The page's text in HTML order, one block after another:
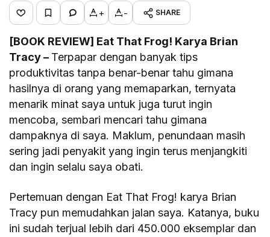
+ - SHARE
[BOOK REVIEW] Eat That Frog! Karya Brian
Tracy – Terpapar dengan banyak tips
produktivitas tanpa benar-benar tahu gimana
hasilnya di orang yang memaparkan, ternyata
menarik minat saya untuk juga turut ingin
mencoba, sembari mencari tahu gimana
dampaknya di saya. Maklum, penundaan masih
sering jadi penyakit yang ingin terus menjangkiti
dan ingin selalu saya obati.
Pertemuan dengan Eat That Frog! karya Brian
Tracy pun memudahkan jalan saya. Katanya, buku
ini sudah terjual lebih dari 450.000 eksemplar dan